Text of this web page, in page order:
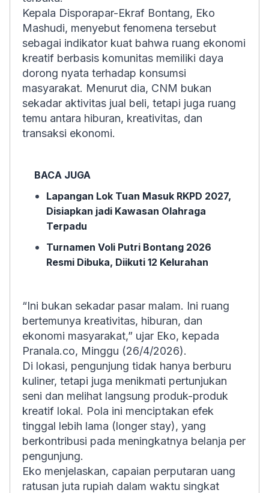
Kepala Disporapar-Ekraf Bontang, Eko
Mashudi, menyebut fenomena tersebut
sebagai indikator kuat bahwa ruang ekonomi
kreatif berbasis komunitas memiliki daya
dorong nyata terhadap konsumsi
masyarakat. Menurut dia, CNM bukan
sekadar aktivitas jual beli, tetapi juga ruang
temu antara hiburan, kreativitas, dan
transaksi ekonomi.
BACA JUGA
Lapangan Lok Tuan Masuk RKPD 2027,
Disiapkan jadi Kawasan Olahraga
Terpadu
Turnamen Voli Putri Bontang 2026
Resmi Dibuka, Diikuti 12 Kelurahan
“Ini bukan sekadar pasar malam. Ini ruang
bertemunya kreativitas, hiburan, dan
ekonomi masyarakat,” ujar Eko, kepada
Pranala.co, Minggu (26/4/2026).
Di lokasi, pengunjung tidak hanya berburu
kuliner, tetapi juga menikmati pertunjukan
seni dan melihat langsung produk-produk
kreatif lokal. Pola ini menciptakan efek
tinggal lebih lama (longer stay), yang
berkontribusi pada meningkatnya belanja per
pengunjung.
Eko menjelaskan, capaian perputaran uang
ratusan juta rupiah dalam waktu singkat